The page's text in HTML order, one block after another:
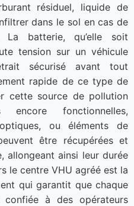
résiduel, liquide de
dans le sol en cas de
La batterie, qu’elle soit
tension sur un véhicule
sécurisé avant tout
rapide de ce type de
cette source de pollution
fonctionnelles,
ou éléments de
être récupérées et
allongeant ainsi leur durée
le centre VHU agréé est la
qui garantit que chaque
confiée à des opérateurs